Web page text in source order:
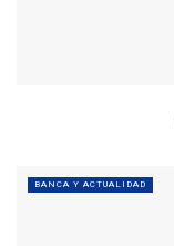
BANCA Y ACTUALIDAD